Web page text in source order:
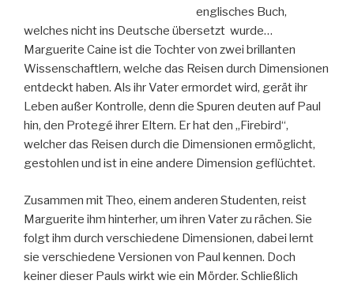
englisches Buch,
welches nicht ins Deutsche übersetzt wurde…
Marguerite Caine ist die Tochter von zwei brillanten
Wissenschaftlern, welche das Reisen durch Dimensionen
entdeckt haben. Als ihr Vater ermordet wird, gerät ihr
Leben außer Kontrolle, denn die Spuren deuten auf Paul
hin, den Protegé ihrer Eltern. Er hat den „Firebird“,
welcher das Reisen durch die Dimensionen ermöglicht,
gestohlen und ist in eine andere Dimension geflüchtet.
Zusammen mit Theo, einem anderen Studenten, reist
Marguerite ihm hinterher, um ihren Vater zu rächen. Sie
folgt ihm durch verschiedene Dimensionen, dabei lernt
sie verschiedene Versionen von Paul kennen. Doch
keiner dieser Pauls wirkt wie ein Mörder. Schließlich